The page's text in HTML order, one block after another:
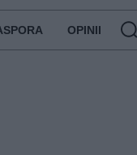
OPINII